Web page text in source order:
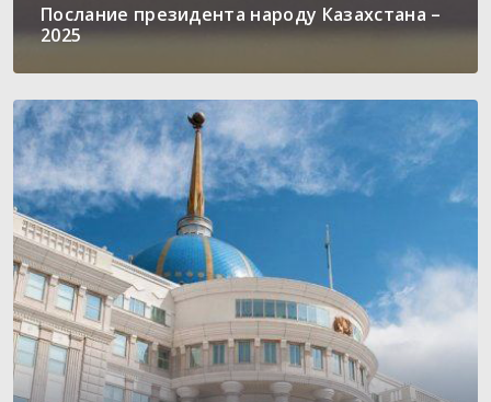
Послание президента народу Казахстана –
2025